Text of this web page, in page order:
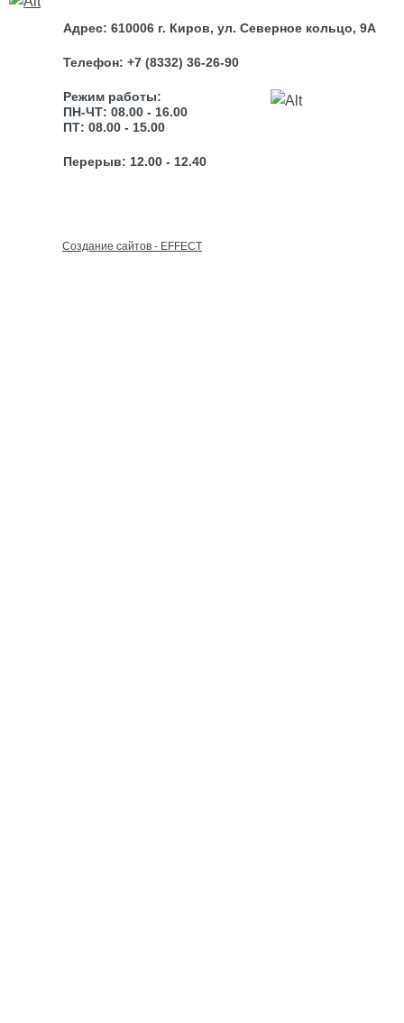
Адрес: 610006 г. Киров, ул. Северное кольцо, 9А
Телефон: +7 (8332) 36-26-90
Режим работы:
ПН-ЧТ: 08.00 - 16.00
ПТ: 08.00 - 15.00
Перерыв: 12.00 - 12.40
Cоздание сайтов - EFFECT